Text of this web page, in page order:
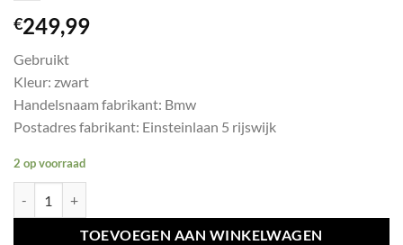
€249,99
Gebruikt
Kleur: zwart
Handelsnaam fabrikant: Bmw
Postadres fabrikant: Einsteinlaan 5 rijswijk
2 op voorraad
TOEVOEGEN AAN WINKELWAGEN